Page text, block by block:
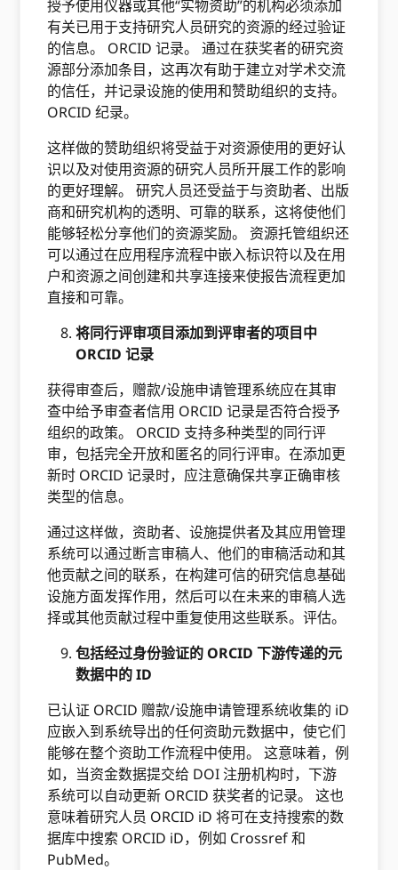
授予使用仪器或其他“实物资助”的机构必须添​​加
有关已用于支持研究人员研究的资源的经过验证
的信息。 ORCID 记录。 通过在获奖者的研究资
源部分添加条目，这再次有助于建立对学术交流
的信任，并记录设施的使用和赞助组织的支持。
ORCID 纪录。
这样做的赞助组织将受益于对资源使用的更好认
识以及对使用资源的研究人员所开展工作的影响
的更好理解。 研究人员还受益于与资助者、出版
商和研究机构的透明、可靠的联系，这将使他们
能够轻松分享他们的资源奖励。 资源托管组织还
可以通过在应用程序流程中嵌入标识符以及在用
户和资源之间创建和共享连接来使报告流程更加
直接和可靠。
将同行评审项目添加到评审者的项目中
ORCID 记录
获得审查后，赠款/设施申请管理系统应在其审
查中给予审查者信用 ORCID 记录是否符合授予
组织的政策。 ORCID 支持多种类型的同行评
审，包括完全开放和匿名的同行评审。在添加更
新时 ORCID 记录时，应注意确保共享正确审核
类型的信息。
通过这样做，资助者、设施提供者及其应用管理
系统可以通过断言审稿人、他们的审稿活动和其
他贡献之间的联系，在构建可信的研究信息基础
设施方面发挥作用，然后可以在未来的审稿人选
择或其他贡献过程中重复使用这些联系。评估。
包括经过身份验证的 ORCID 下游传递的元
数据中的 ID
已认证 ORCID 赠款/设施申请管理系统收集的 iD
应嵌入到系统导出的任何资助元数据中，使它们
能够在整个资助工作流程中使用。 这意味着，例
如，当资金数据提交给 DOI 注册机构时，下游
系统可以自动更新 ORCID 获奖者的记录。 这也
意味着研究人员 ORCID iD 将可在支持搜索的数
据库中搜索 ORCID iD，例如 Crossref 和
PubMed。